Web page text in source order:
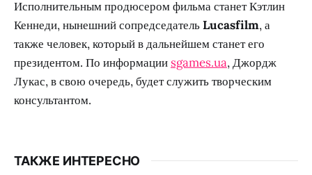
Исполнительным продюсером фильма станет Кэтлин
Кеннеди, нынешний сопредседательLucasfilm, а
также человек, который в дальнейшем станет его
президентом. По информации sgames.ua, Джордж
Лукас, в свою очередь, будет служить творческим
консультантом.
ТАКЖЕ ИНТЕРЕСНО